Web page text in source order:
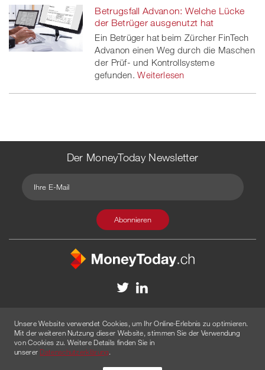
Betrugsfall Advanon: Welche Lücke
der Betrüger ausgenutzt hat
Ein Betrüger hat beim Zürcher FinTech
Advanon einen Weg durch die Maschen
der Prüf- und Kontrollsysteme
gefunden. Weiterlesen
Der MoneyToday Newsletter
Disclaimer
Werbung
© 2026 Created byAGENTUR AM WASSER
Unsere Website verwendet Cookies, um Ihr Online-Erlebnis zu optimieren.
Mit der weiteren Nutzung dieser Website, stimmen Sie der Verwendung
von Cookies zu. Weitere Details finden Sie in
unserer Datenschutzerklärung.